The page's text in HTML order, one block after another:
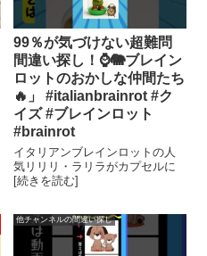
99％が気づけない超難問
間違い探し！⌚🐘ブレイン
ロットのおかしな仲間たち
🔥」 #italianbrainrot #ク
イズ #ブレインロット
#brainrot
イタリアンブレインロットの人
気リリリ・ラリラがカプセルに
[続きを読む]
他チャンネルの間違い探し